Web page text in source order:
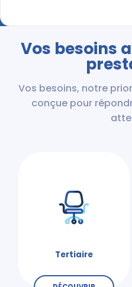
Vos besoins
Vos besoins, notre
conçue pour
Tertiaire